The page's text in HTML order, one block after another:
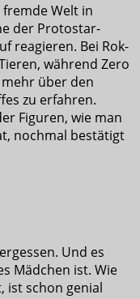
Welt in
der Protostar-
reagieren. Bei Rok-
während Zero
über den
zu erfahren.
Figuren, wie man
nochmal bestätigt
Und es
Mädchen ist. Wie
ist schon genial